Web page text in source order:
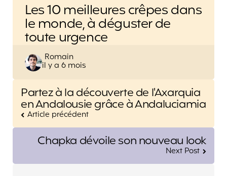
Les 10 meilleures crêpes dans
le monde, à déguster de
toute urgence
Posted
by
Romain
il y a 6 mois
Post
navigation
Partez à la découverte de l'Axarquia
en Andalousie grâce à Andaluciamia
Article précédent
Chapka dévoile son nouveau look
Next Post